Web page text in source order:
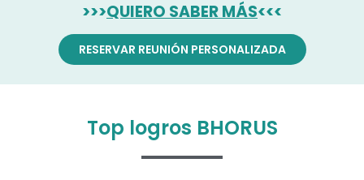
>>>QUIERO SABER MÁS<<<
RESERVAR REUNIÓN PERSONALIZADA
Top logros BHORUS